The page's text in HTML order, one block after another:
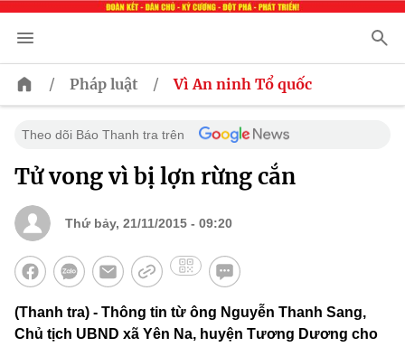
/ Pháp luật / Vì An ninh Tổ quốc
Theo dõi Báo Thanh tra trên
Tử vong vì bị lợn rừng cắn
Thứ bảy, 21/11/2015 - 09:20
(Thanh tra) - Thông tin từ ông Nguyễn Thanh Sang,
Chủ tịch UBND xã Yên Na, huyện Tương Dương cho